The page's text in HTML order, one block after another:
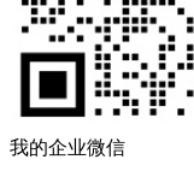
我的企业微信